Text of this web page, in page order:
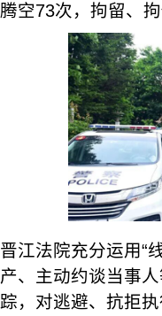
腾空73次，拘留、拘
晋江法院充分运用“
产、主动约谈当事
踪，对逃避、抗拒